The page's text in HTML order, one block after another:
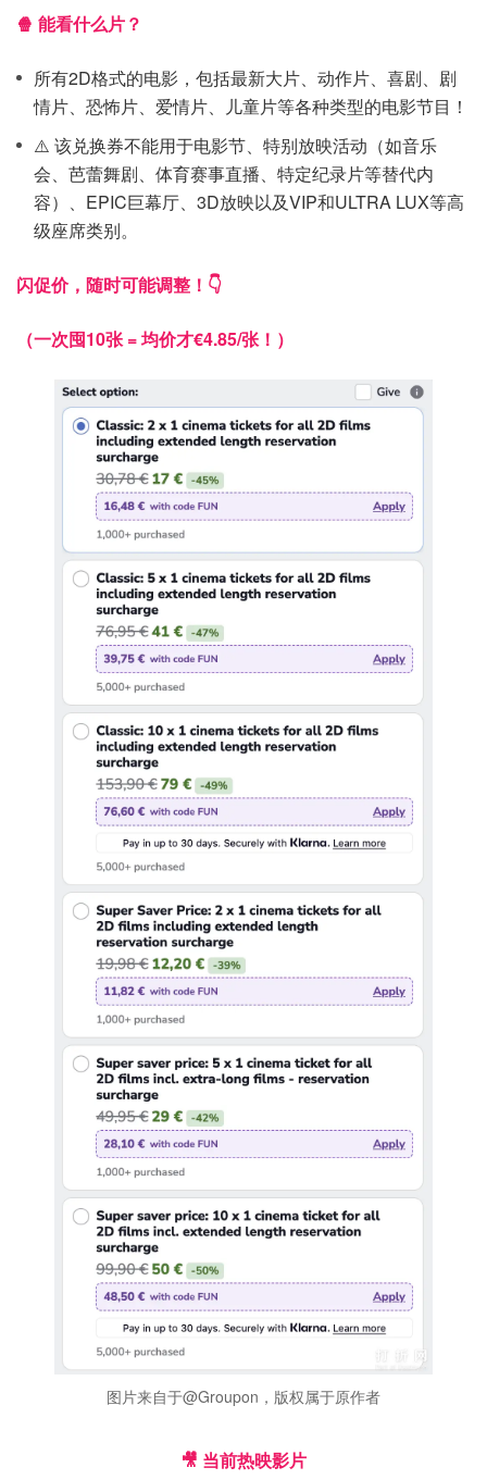
🍿 能看什么片？
所有2D格式的电影，包括最新大片、动作片、喜剧、剧
情片、恐怖片、爱情片、儿童片等各种类型的电影节目！
⚠️ 该兑换券不能用于电影节、特别放映活动（如音乐
会、芭蕾舞剧、体育赛事直播、特定纪录片等替代内
容）、EPIC巨幕厅、3D放映以及VIP和ULTRA LUX等高
级座席类别。
闪促价，随时可能调整！👇
（一次囤10张 = 均价才€4.85/张！）
图片来自于@Groupon，版权属于原作者
🎥 当前热映影片